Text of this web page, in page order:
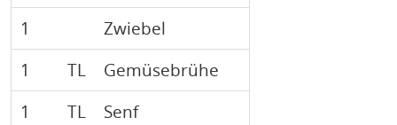
1
Zwiebel
1
TL
Gemüsebrühe
1
TL
Senf